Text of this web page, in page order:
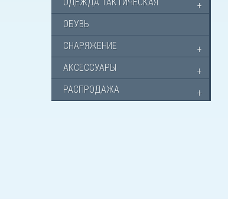
ОБУВЬ
СНАРЯЖЕНИЕ
АКСЕССУАРЫ
РАСПРОДАЖА